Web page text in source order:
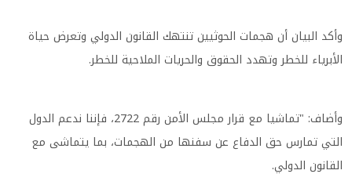
وأكد البيان أن هجمات الحوثيين تنتهك القانون الدولي وتعرض حياة
الأبرياء للخطر وتهدد الحقوق والحريات الملاحية للخطر.
وأضاف: "تماشيا مع قرار مجلس الأمن رقم 2722، فإننا ندعم الدول
التي تمارس حق الدفاع عن سفنها من الهجمات، بما يتماشى مع
القانون الدولي.